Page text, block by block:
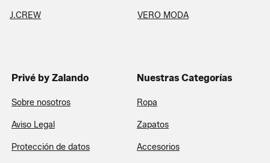
J.CREW VERO MODA
Privé by Zalando
Sobre nosotros
Aviso Legal
Protección de datos
Nuestras Categorías
Ropa
Zapatos
Accesorios